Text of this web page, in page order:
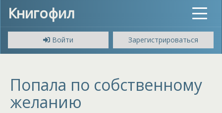
Книгофил
Toggle
Войти
Зарегистрироваться
Попала по собственному
желанию